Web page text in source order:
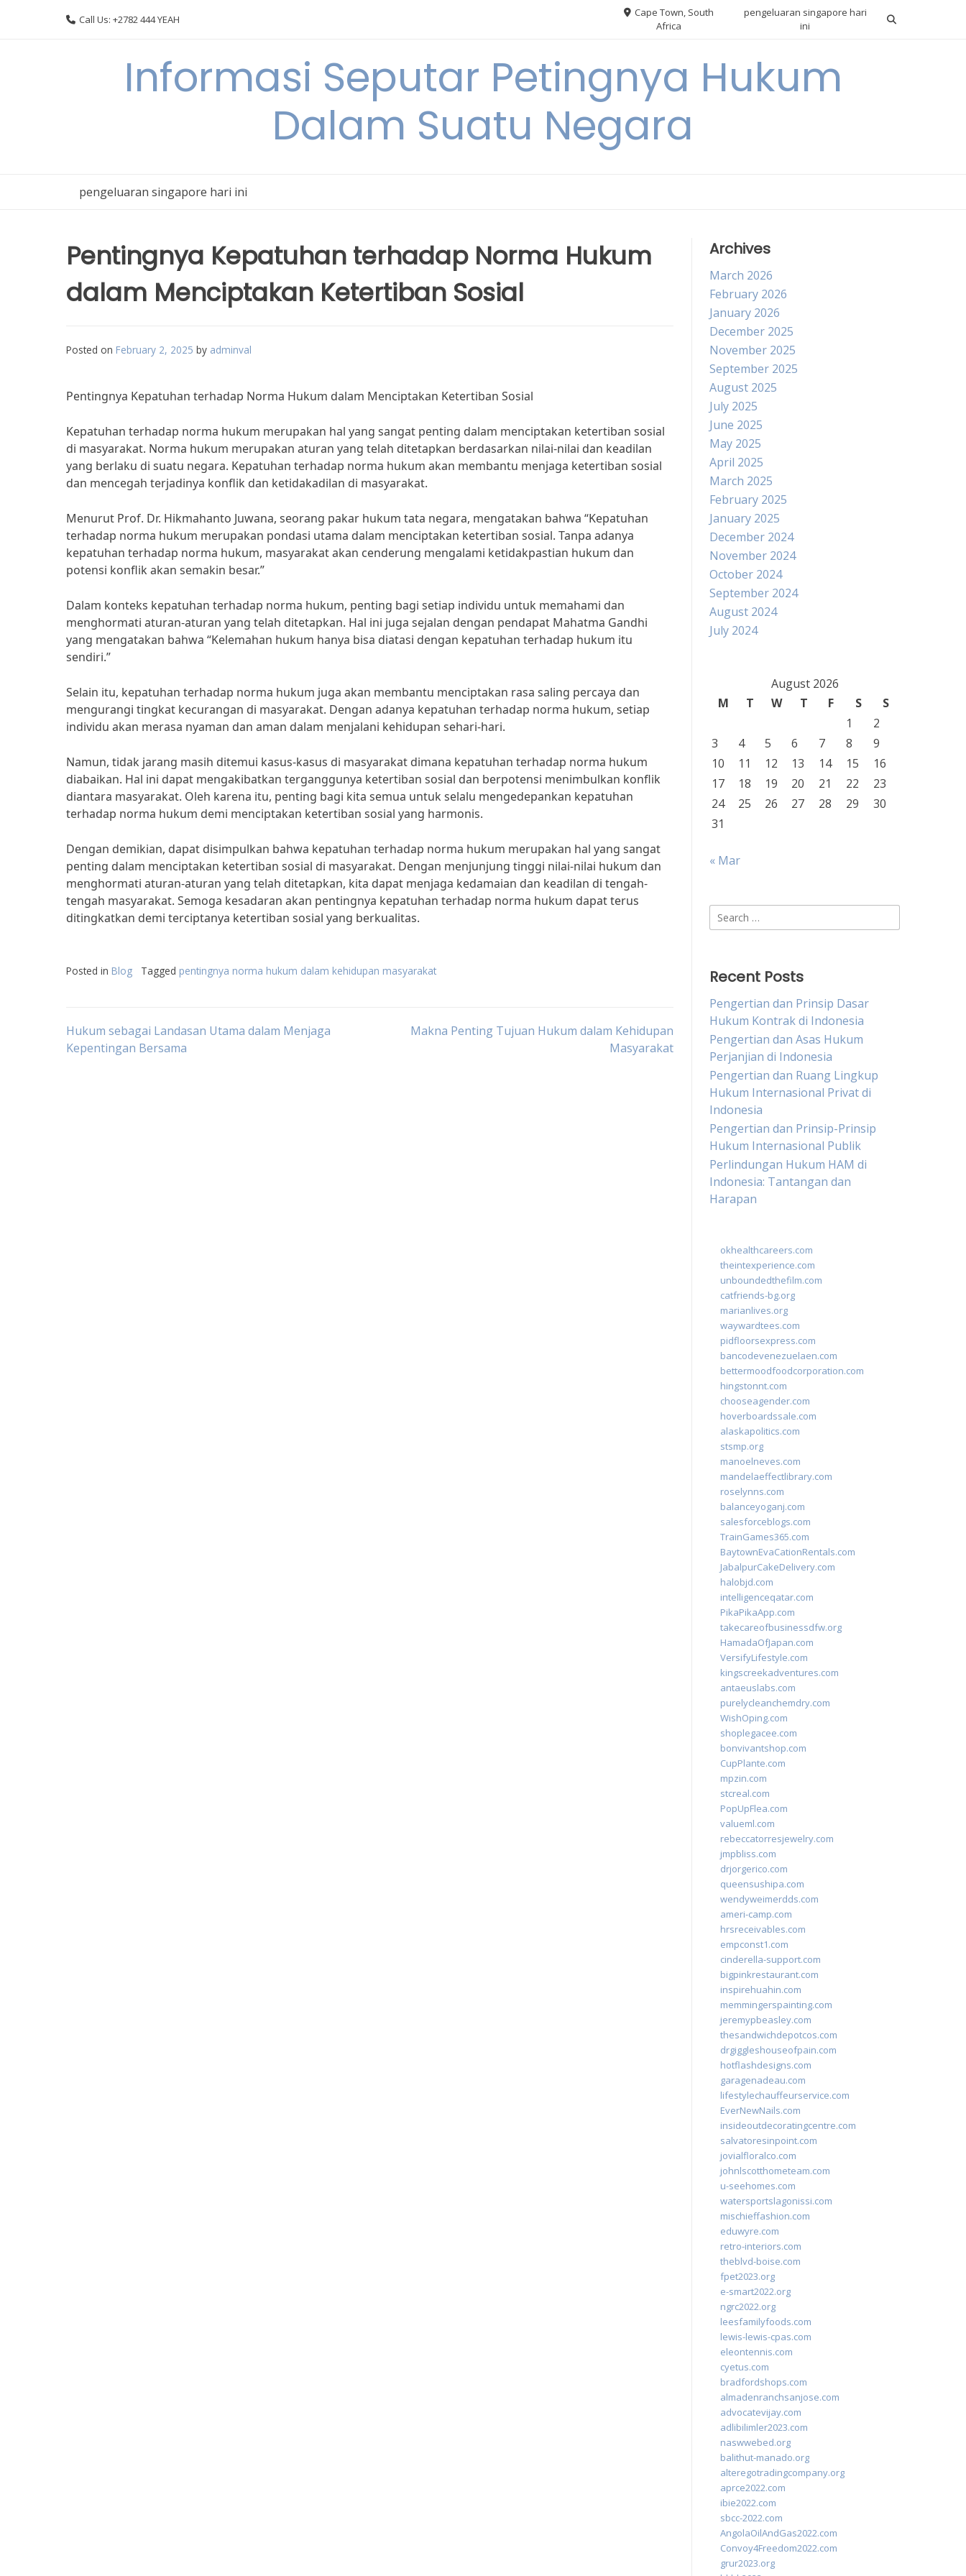
Call Us: +2782 444 YEAH
Cape Town, South
Africa
pengeluaran singapore hari
ini
Informasi Seputar Petingnya Hukum
Dalam Suatu Negara
pengeluaran singapore hari ini
Pentingnya Kepatuhan terhadap Norma Hukum
dalam Menciptakan Ketertiban Sosial
Posted on February 2, 2025 by adminval
Pentingnya Kepatuhan terhadap Norma Hukum dalam Menciptakan Ketertiban Sosial
Kepatuhan terhadap norma hukum merupakan hal yang sangat penting dalam menciptakan ketertiban sosial
di masyarakat. Norma hukum merupakan aturan yang telah ditetapkan berdasarkan nilai-nilai dan keadilan
yang berlaku di suatu negara. Kepatuhan terhadap norma hukum akan membantu menjaga ketertiban sosial
dan mencegah terjadinya konflik dan ketidakadilan di masyarakat.
Menurut Prof. Dr. Hikmahanto Juwana, seorang pakar hukum tata negara, mengatakan bahwa “Kepatuhan
terhadap norma hukum merupakan pondasi utama dalam menciptakan ketertiban sosial. Tanpa adanya
kepatuhan terhadap norma hukum, masyarakat akan cenderung mengalami ketidakpastian hukum dan
potensi konflik akan semakin besar.”
Dalam konteks kepatuhan terhadap norma hukum, penting bagi setiap individu untuk memahami dan
menghormati aturan-aturan yang telah ditetapkan. Hal ini juga sejalan dengan pendapat Mahatma Gandhi
yang mengatakan bahwa “Kelemahan hukum hanya bisa diatasi dengan kepatuhan terhadap hukum itu
sendiri.”
Selain itu, kepatuhan terhadap norma hukum juga akan membantu menciptakan rasa saling percaya dan
mengurangi tingkat kecurangan di masyarakat. Dengan adanya kepatuhan terhadap norma hukum, setiap
individu akan merasa nyaman dan aman dalam menjalani kehidupan sehari-hari.
Namun, tidak jarang masih ditemui kasus-kasus di masyarakat dimana kepatuhan terhadap norma hukum
diabaikan. Hal ini dapat mengakibatkan terganggunya ketertiban sosial dan berpotensi menimbulkan konflik
diantara masyarakat. Oleh karena itu, penting bagi kita semua untuk selalu mengedepankan kepatuhan
terhadap norma hukum demi menciptakan ketertiban sosial yang harmonis.
Dengan demikian, dapat disimpulkan bahwa kepatuhan terhadap norma hukum merupakan hal yang sangat
penting dalam menciptakan ketertiban sosial di masyarakat. Dengan menjunjung tinggi nilai-nilai hukum dan
menghormati aturan-aturan yang telah ditetapkan, kita dapat menjaga kedamaian dan keadilan di tengah-
tengah masyarakat. Semoga kesadaran akan pentingnya kepatuhan terhadap norma hukum dapat terus
ditingkatkan demi terciptanya ketertiban sosial yang berkualitas.
Posted in Blog Tagged pentingnya norma hukum dalam kehidupan masyarakat
Post
Hukum sebagai Landasan Utama dalam Menjaga
Kepentingan Bersama
Makna Penting Tujuan Hukum dalam Kehidupan
Masyarakat
Archives
March 2026
February 2026
January 2026
December 2025
November 2025
September 2025
August 2025
July 2025
June 2025
May 2025
April 2025
March 2025
February 2025
January 2025
December 2024
November 2024
October 2024
September 2024
August 2024
July 2024
August 2026
M
T W T F S
S
1
2
3
4 5 6 7 8
9
10
11 12 13 14 15
16
17
18 19 20 21 22
23
24
25 26 27 28 29
30
31
« Mar
Search
for:
Recent Posts
Pengertian dan Prinsip Dasar
Hukum Kontrak di Indonesia
Pengertian dan Asas Hukum
Perjanjian di Indonesia
Pengertian dan Ruang Lingkup
Hukum Internasional Privat di
Indonesia
Pengertian dan Prinsip-Prinsip
Hukum Internasional Publik
Perlindungan Hukum HAM di
Indonesia: Tantangan dan
Harapan
okhealthcareers.com
theintexperience.com
unboundedthefilm.com
catfriends-bg.org
marianlives.org
waywardtees.com
pidfloorsexpress.com
bancodevenezuelaen.com
bettermoodfoodcorporation.com
hingstonnt.com
chooseagender.com
hoverboardssale.com
alaskapolitics.com
stsmp.org
manoelneves.com
mandelaeffectlibrary.com
roselynns.com
balanceyoganj.com
salesforceblogs.com
TrainGames365.com
BaytownEvaCationRentals.com
JabalpurCakeDelivery.com
halobjd.com
intelligenceqatar.com
PikaPikaApp.com
takecareofbusinessdfw.org
HamadaOfJapan.com
VersifyLifestyle.com
kingscreekadventures.com
antaeuslabs.com
purelycleanchemdry.com
WishOping.com
shoplegacee.com
bonvivantshop.com
CupPlante.com
mpzin.com
stcreal.com
PopUpFlea.com
valueml.com
rebeccatorresjewelry.com
jmpbliss.com
drjorgerico.com
queensushipa.com
wendyweimerdds.com
ameri-camp.com
hrsreceivables.com
empconst1.com
cinderella-support.com
bigpinkrestaurant.com
inspirehuahin.com
memmingerspainting.com
jeremypbeasley.com
thesandwichdepotcos.com
drgiggleshouseofpain.com
hotflashdesigns.com
garagenadeau.com
lifestylechauffeurservice.com
EverNewNails.com
insideoutdecoratingcentre.com
salvatoresinpoint.com
jovialfloralco.com
johnlscotthometeam.com
u-seehomes.com
watersportslagonissi.com
mischieffashion.com
eduwyre.com
retro-interiors.com
theblvd-boise.com
fpet2023.org
e-smart2022.org
ngrc2022.org
leesfamilyfoods.com
lewis-lewis-cpas.com
eleontennis.com
cyetus.com
bradfordshops.com
almadenranchsanjose.com
advocatevijay.com
adlibilimler2023.com
naswwebed.org
balithut-manado.org
alteregotradingcompany.org
aprce2022.com
ibie2022.com
sbcc-2022.com
AngolaOilAndGas2022.com
Convoy4Freedom2022.com
grur2023.org